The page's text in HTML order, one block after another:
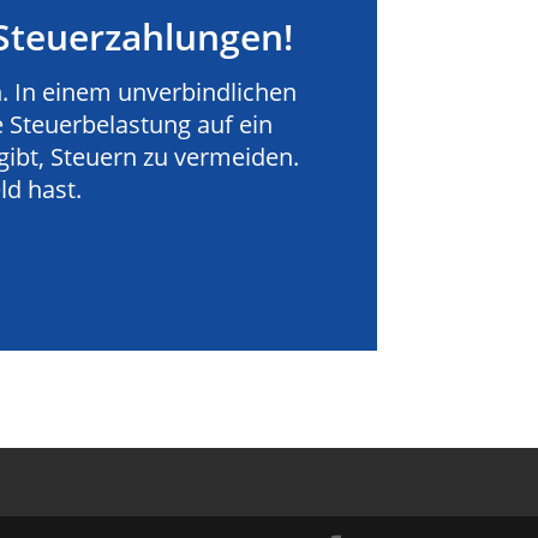
In einem unverbindlichen
auf ein
Steuern zu vermeiden.
hast.